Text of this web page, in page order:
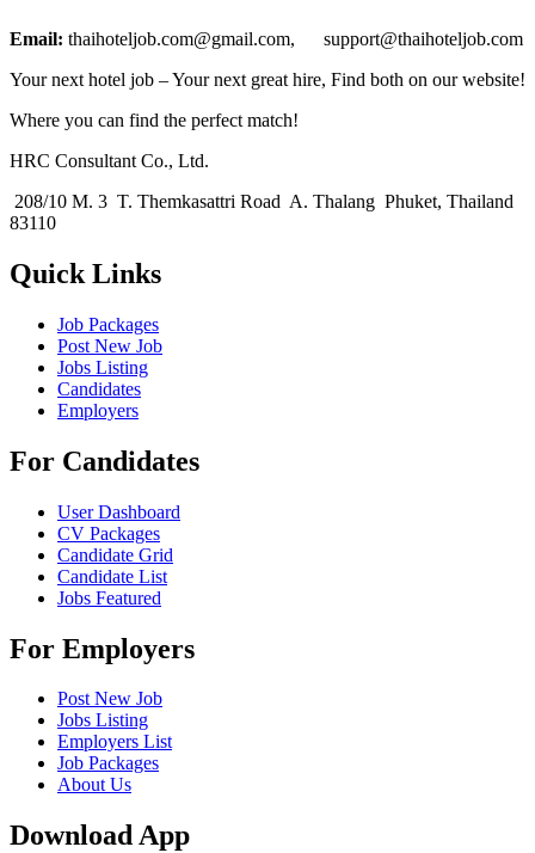
Email: thaihoteljob.com@gmail.com, support@thaihoteljob.com
Your next hotel job – Your next great hire, Find both on our website!
Where you can find the perfect match!
HRC Consultant Co., Ltd.
208/10 M. 3 T. Themkasattri Road A. Thalang Phuket, Thailand
83110
Quick Links
Job Packages
Post New Job
Jobs Listing
Candidates
Employers
For Candidates
User Dashboard
CV Packages
Candidate Grid
Candidate List
Jobs Featured
For Employers
Post New Job
Jobs Listing
Employers List
Job Packages
About Us
Download App